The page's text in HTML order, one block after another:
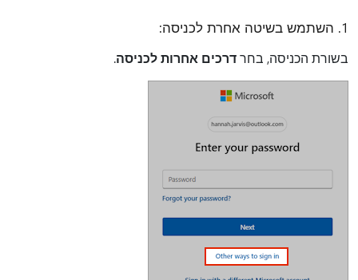
1. השתמש בשיטה אחרת לכניסה:
בשורת הכניסה, בחרדרכים אחרות לכניסה.